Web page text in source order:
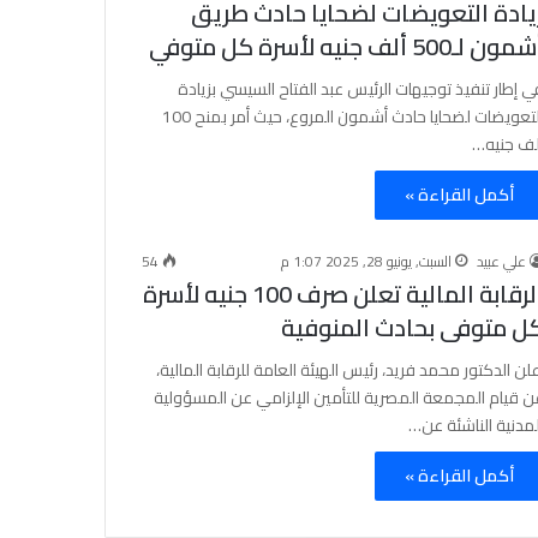
التعويضات لضحايا حادث طريق
لـ500 ألف جنيه لأسرة كل متوفي
إطار تنفيذ توجيهات الرئيس عبد الفتاح السيسي بزيادة
التعويضات لضحايا حادث أشمون المروع، حيث أمر بمنح 100
جنيه…
أكمل القراءة »
علي عبيد السبت, يونيو 28, 2025 1:07 م 54
الرقابة المالية تعلن صرف 100 جنيه لأسرة
متوفى بحادث المنوفية
الدكتور محمد فريد، رئيس الهيئة العامة للرقابة المالية،
قيام المجمعة المصرية للتأمين الإلزامي عن المسؤولية
الناشئة عن…
أكمل القراءة »